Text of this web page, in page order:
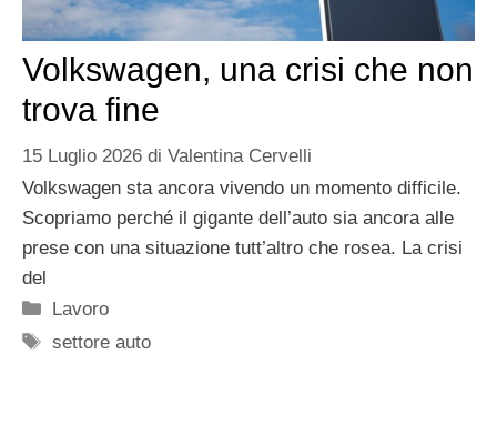
Volkswagen, una crisi che non
trova fine
15 Luglio 2026 di Valentina Cervelli
Volkswagen sta ancora vivendo un momento difficile.
Scopriamo perché il gigante dell’auto sia ancora alle
prese con una situazione tutt’altro che rosea. La crisi
del
Categorie
Lavoro
Tag
settore auto